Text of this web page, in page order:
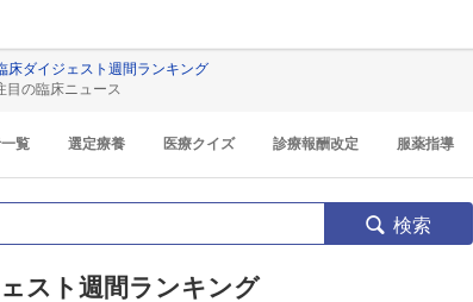
床ダイジェスト週間ランキング
目の臨床ニュース
覧 選定療養 医療クイズ 診療報酬改定 服薬指導
検索
スト週間ランキング